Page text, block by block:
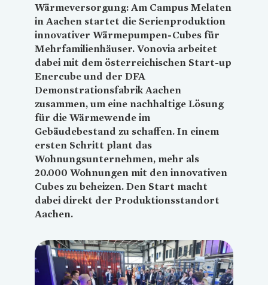
Wärmeversorgung: Am Campus Melaten
in Aachen startet die Serienproduktion
innovativer Wärmepumpen-Cubes für
Mehrfamilienhäuser. Vonovia arbeitet
dabei mit dem österreichischen Start-up
Enercube und der DFA
Demonstrationsfabrik Aachen
zusammen, um eine nachhaltige Lösung
für die Wärmewende im
Gebäudebestand zu schaffen. In einem
ersten Schritt plant das
Wohnungsunternehmen, mehr als
20.000 Wohnungen mit den innovativen
Cubes zu beheizen. Den Start macht
dabei direkt der Produktionsstandort
Aachen.